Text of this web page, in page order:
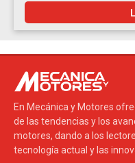
En Mecánica y Motores
de las tendencias y los
motores, dando a los
tecnología actual y las